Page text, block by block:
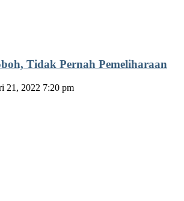
Tidak Pernah Pemeliharaan
21, 2022 7:20 pm